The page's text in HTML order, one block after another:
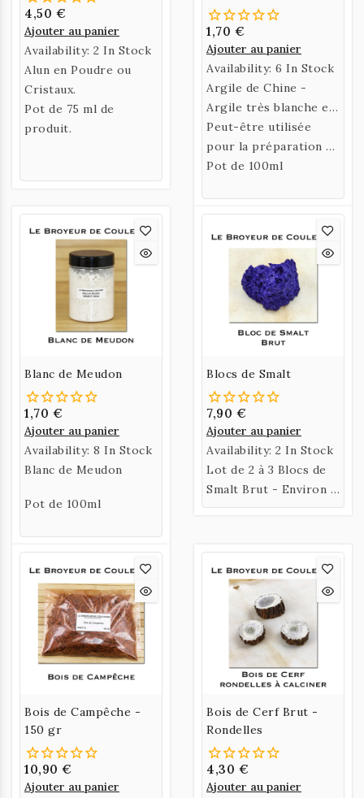
4,50 €
Ajouter au panier
Availability: 2 In Stock
Alun en Poudre ou
Cristaux.
Pot de 75 ml de
produit.
1,70 €
Ajouter au panier
Availability: 6 In Stock
Argile de Chine -
Argile très blanche et
très fine
Peut-être utilisée
pour la préparation de
l'apprêt pour le travail
Pot de 100ml
Blanc de Meudon
1,70 €
Ajouter au panier
Availability: 8 In Stock
Blanc de Meudon
Pot de 100ml
Blocs de Smalt
7,90 €
Ajouter au panier
Availability: 2 In Stock
Lot de 2 à 3 Blocs de
Smalt Brut - Environ 5
à 7 grammes
Bois de Campêche -
150 gr
10,90 €
Ajouter au panier
Bois de Cerf Brut -
Rondelles
4,30 €
Ajouter au panier